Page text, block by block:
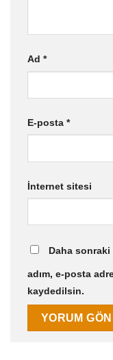
Ad *
E-posta *
İnternet sitesi
Daha sonraki
adım, e-posta
kaydedilsin.